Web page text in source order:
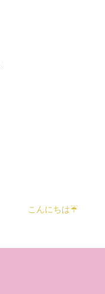
こんにちは☔️